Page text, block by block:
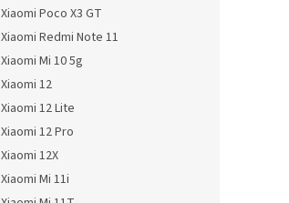
Xiaomi Poco X3 GT
Xiaomi Redmi Note 11
Xiaomi Mi 10 5g
Xiaomi 12
Xiaomi 12 Lite
Xiaomi 12 Pro
Xiaomi 12X
Xiaomi Mi 11i